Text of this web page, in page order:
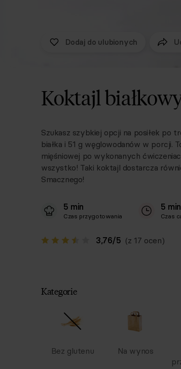
Dodaj do ulubionych
Koktajl
Szukasz szybkiej opcji na posiłek po
białka i 51 g węglowodanów w
mięśniowej po wykonanych
wszystko! Taki koktajl dostarcza
Smacznego!
5 min
Czas przygotowania
5 min
Czas
3,76/5 (z 17 ocen)
Kategorie
Bez glutenu Na wynos